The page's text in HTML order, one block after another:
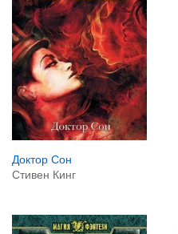
Доктор Сон
Стивен Кинг